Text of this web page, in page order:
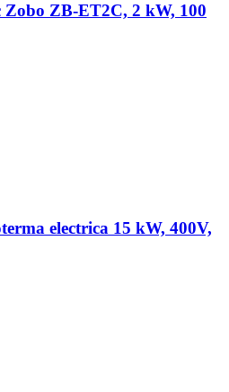
Zobo ZB-ET2C, 2 kW, 100
electrica 15 kW, 400V,